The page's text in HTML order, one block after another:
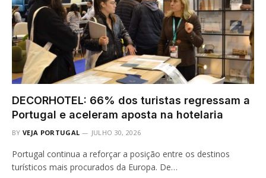
DECORHOTEL: 66% dos turistas regressam a
Portugal e aceleram aposta na hotelaria
BY VEJA PORTUGAL JULHO 30, 2026
Portugal continua a reforçar a posição entre os destinos
turísticos mais procurados da Europa. De…